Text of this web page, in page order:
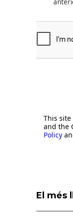
This site
and the
Policy
El més